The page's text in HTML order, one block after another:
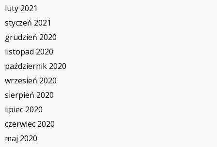
luty 2021
styczeń 2021
grudzień 2020
listopad 2020
październik 2020
wrzesień 2020
sierpień 2020
lipiec 2020
czerwiec 2020
maj 2020